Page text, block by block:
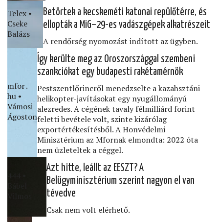
Telex •
Cseke
Balázs
Betörtek a kecskeméti katonai repülőtérre, és
ellopták a MiG–29-es vadászgépek alkatrészeit
A rendőrség nyomozást indított az ügyben.
mfor․
hu •
Vámosi
Ágoston
Így kerülte meg az Oroszországgal szembeni
szankciókat egy budapesti rakétamérnök
Pestszentlőrincről menedzselte a kazahsztáni
helikopter-javításokat egy nyugállományú
alezredes. A cégének tavaly félmilliárd forint
feletti bevétele volt, szinte kizárólag
exportértékesítésből. A Honvédelmi
Minisztérium az Mfornak elmondta: 2022 óta
nem üzleteltek a céggel.
Azt hitte, leállt az EESZT? A
Belügyminisztérium szerint nagyon el van
tévedve
Csak nem volt elérhető.